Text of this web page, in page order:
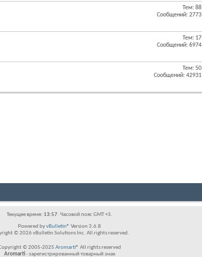
Тем: 88
Сообщений: 2773
Тем: 17
Сообщений: 6974
Тем: 50
Сообщений: 42931
Текущее время: 13:57. Часовой пояс GMT +3.
Powered byvBulletin® Version 3.6.8
© 2026 vBulletin Solutions Inc. All rights reserved.
© 2005-2025 Aromarti® All rights reserved
Aromarti- зарегистрированный товарный знак